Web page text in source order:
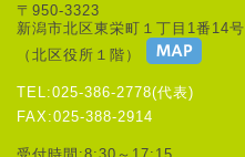
〒950-3323
新潟市北区東栄町１丁目1番14号
（北区役所１階）
TEL:025-386-2778(代表)
FAX:025-388-2914